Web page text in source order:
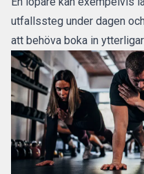
utfallssteg under dagen
att behöva boka in